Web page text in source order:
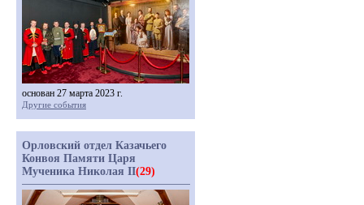
основан 27 марта 2023 г.
Другие события
Орловский отдел Казачьего
Конвоя Памяти Царя
Мученика Николая II(29)